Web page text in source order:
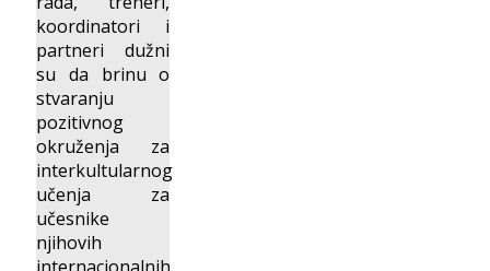
koordinatori i
partneri dužni
su da brinu o
stvaranju
pozitivnog
okruženja za
interkultularnog
učenja za
učesnike
njihovih